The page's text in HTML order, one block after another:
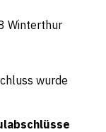
Winterthur
wurde